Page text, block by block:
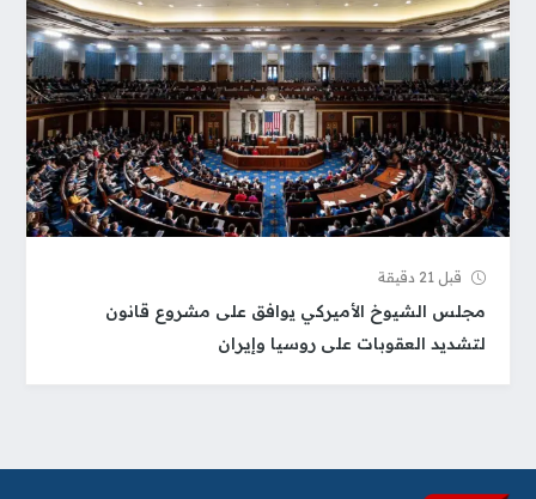
قبل 21 دقيقة
مجلس الشيوخ الأميركي يوافق على مشروع قانون
لتشديد العقوبات على روسيا وإيران